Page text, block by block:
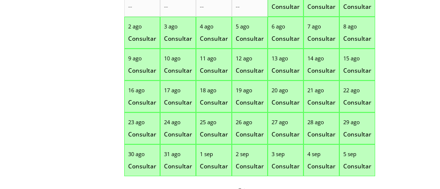
-- -- -- -- Consultar Consultar Consultar
2 ago
Consultar
3 ago
Consultar
4 ago
Consultar
5 ago
Consultar
6 ago
Consultar
7 ago
Consultar
8 ago
Consultar
9 ago
Consultar
10 ago
Consultar
11 ago
Consultar
12 ago
Consultar
13 ago
Consultar
14 ago
Consultar
15 ago
Consultar
16 ago
Consultar
17 ago
Consultar
18 ago
Consultar
19 ago
Consultar
20 ago
Consultar
21 ago
Consultar
22 ago
Consultar
23 ago
Consultar
24 ago
Consultar
25 ago
Consultar
26 ago
Consultar
27 ago
Consultar
28 ago
Consultar
29 ago
Consultar
30 ago
Consultar
31 ago
Consultar
1 sep
Consultar
2 sep
Consultar
3 sep
Consultar
4 sep
Consultar
5 sep
Consultar